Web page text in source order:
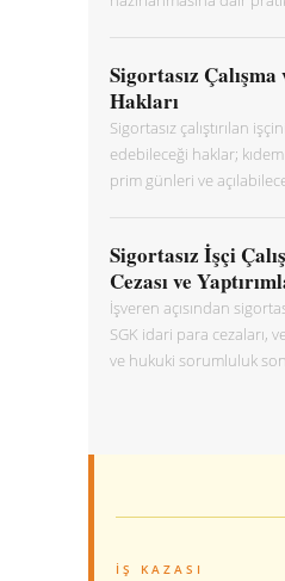
Sigortasız Çalışma
Hakları
Sigortasız çalıştırılan
edebileceği haklar;
prim günleri ve
Sigortasız İşçi
Cezası ve
İşveren açısından
SGK idari para cezaları,
ve hukuki sorumluluk
İŞ KAZASI